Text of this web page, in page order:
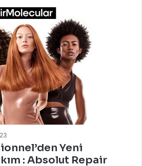
Yeni
: Absolut Repair